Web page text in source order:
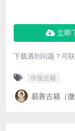
立即
下载遇到问题？可
中医古籍
易善古籍（